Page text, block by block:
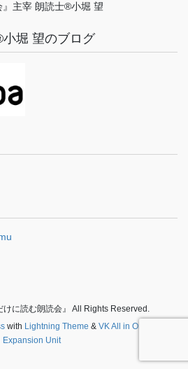
』主宰 朗読士®小堀 望
堀 望のブログ
に読む朗読会』 All Rights Reserved.
with Lightning Theme & VK All in One
Expansion Unit